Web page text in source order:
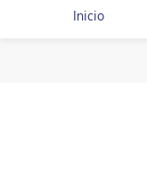
Inicio